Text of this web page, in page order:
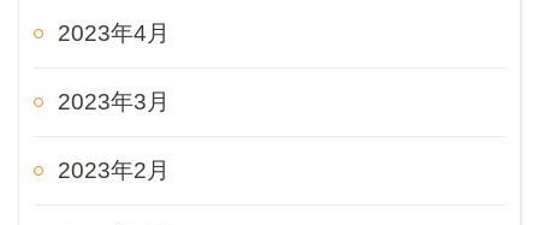
2023年4月
2023年3月
2023年2月